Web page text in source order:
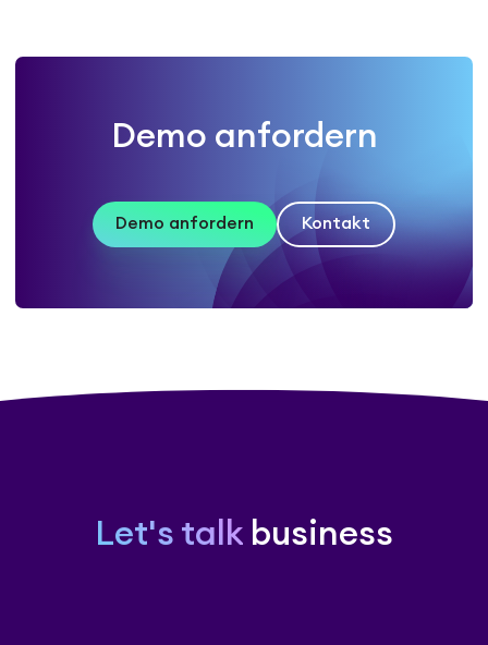
Demo anfordern
Demo anfordern Kontakt
Let's talk business